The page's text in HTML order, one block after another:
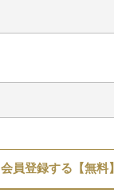
会員登録する【無料】